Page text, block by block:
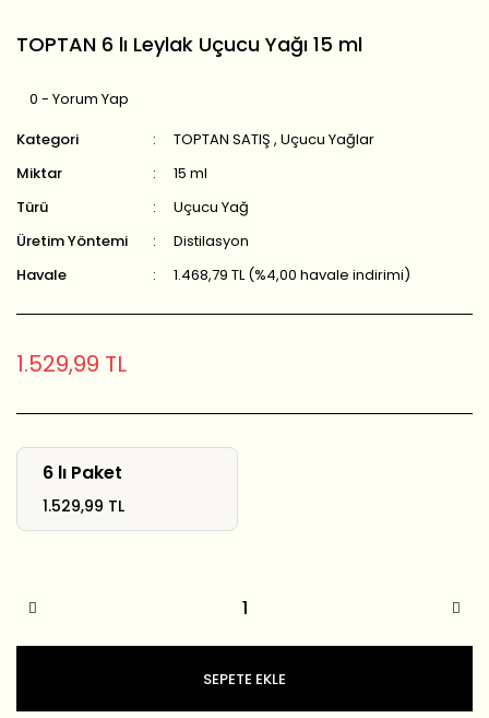
TOPTAN 6 lı Leylak Uçucu Yağı 15 ml
0 - Yorum Yap
Kategori
TOPTAN SATIŞ ,Uçucu Yağlar
Miktar
15 ml
Türü
Uçucu Yağ
Üretim Yöntemi
Distilasyon
Havale
1.468,79 TL (%4,00 havale indirimi)
1.529,99 TL
6 lı Paket
1.529,99 TL
SEPETE EKLE